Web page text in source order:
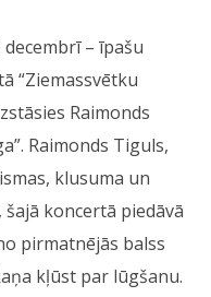
– īpašu
“Ziemassvētku
Raimonds
Raimonds Tiguls,
klusuma un
koncertā piedāvā
pirmatnējās balss
kļūst par lūgšanu.